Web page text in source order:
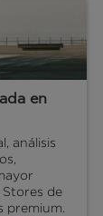
en
análisis
de
premium.